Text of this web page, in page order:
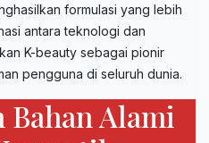
formulasi yang lebih
antara teknologi dan
K-beauty sebagai pionir
pengguna di seluruh dunia.
Bahan Alami